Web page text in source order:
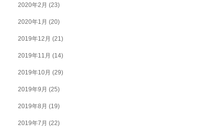
2020年2月 (23)
2020年1月 (20)
2019年12月 (21)
2019年11月 (14)
2019年10月 (29)
2019年9月 (25)
2019年8月 (19)
2019年7月 (22)